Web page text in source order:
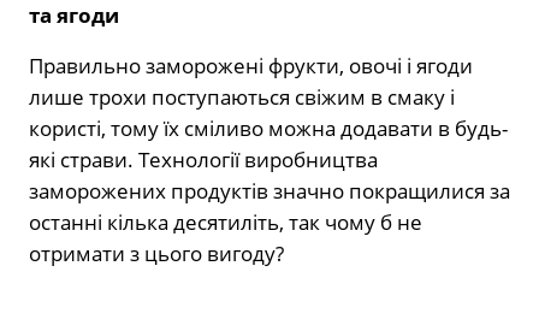
та ягоди
Правильно заморожені фрукти, овочі і ягоди
лише трохи поступаються свіжим в смаку і
користі, тому їх сміливо можна додавати в будь-
які страви. Технології виробництва
заморожених продуктів значно покращилися за
останні кілька десятиліть, так чому б не
отримати з цього вигоду?